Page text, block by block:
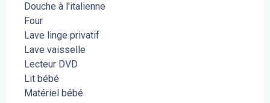
Douche à l'italienne
Four
Lave linge privatif
Lave vaisselle
Lecteur DVD
Lit bébé
Matériel bébé